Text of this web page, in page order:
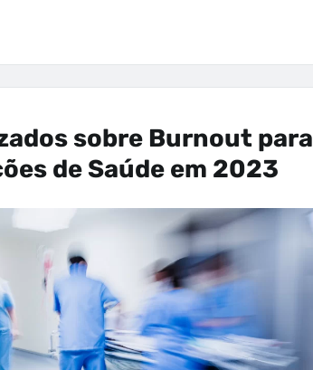
sobre Burnout para
de Saúde em 2023